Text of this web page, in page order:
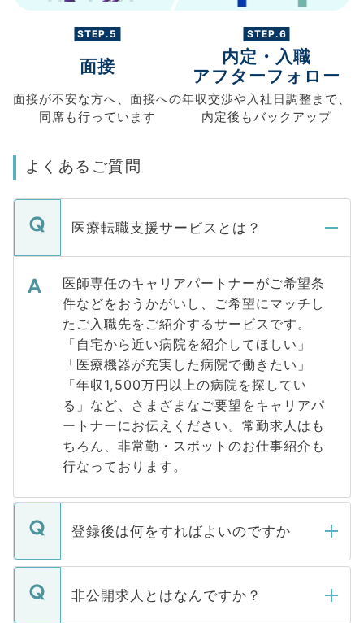
STEP.5
面接
面接が不安な方へ、 面接への
同席も行っています
STEP.6
内定・入職
アフターフォロー
年収交渉や入社日調整まで、
内定後もバックアップ
よくあるご質問
医療転職支援サービスとは？
医師専任のキャリアパートナーがご希望条
件などをおうかがいし、ご希望にマッチし
たご入職先をご紹介するサービスです。
「自宅から近い病院を紹介してほしい」
「医療機器が充実した病院で働きたい」
「年収1,500万円以上の病院を探してい
る」など、さまざまなご要望をキャリアパ
ートナーにお伝えください。常勤求人はも
ちろん、非常勤・スポットのお仕事紹介も
行なっております。
登録後は何をすればよいのですか
ご登録いただきましたら、弊社担当者がご
登録内容を確認し、その後メールもしくは
非公開求人とはなんですか？